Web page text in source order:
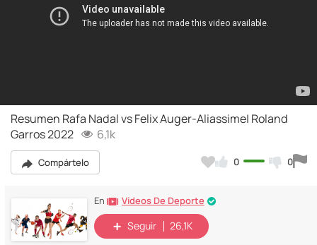
Resumen Rafa Nadal vs Felix Auger-Aliassime| Roland
Garros 2022
6,1k
Compártelo 0 0
En Vídeos De Deporte
Seguir 26,1K